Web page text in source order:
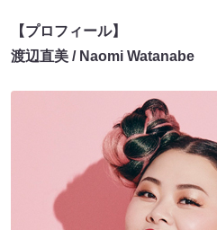
【プロフィール】
渡辺直美 / Naomi Watanabe